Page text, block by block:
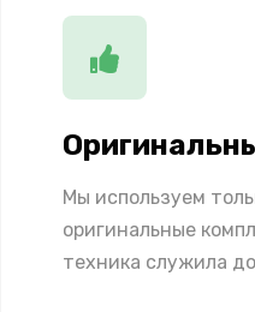
Мы используем
оригинальные
техника служила